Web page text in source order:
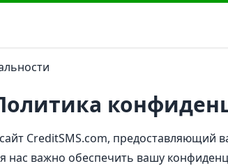
CreditSMS.com, предоставляющий
важно обеспечить вашу